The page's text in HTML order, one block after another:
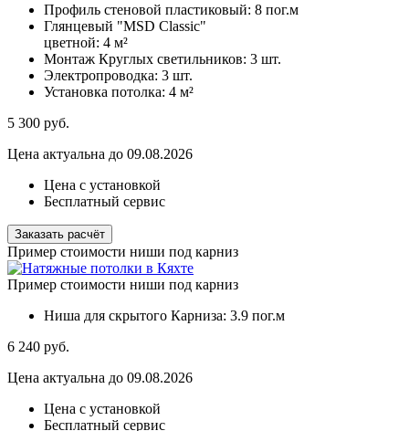
Профиль стеновой пластиковый: 8 пог.м
Глянцевый "MSD Classic"
цветной: 4 м²
Монтаж Круглых светильников: 3 шт.
Электропроводка: 3 шт.
Установка потолка: 4 м²
5 300 руб.
Цена актуальна до 09.08.2026
Цена с установкой
Бесплатный сервис
Заказать расчёт
Пример стоимости ниши под карниз
Пример стоимости ниши под карниз
Ниша для скрытого Карниза: 3.9 пог.м
6 240 руб.
Цена актуальна до 09.08.2026
Цена с установкой
Бесплатный сервис